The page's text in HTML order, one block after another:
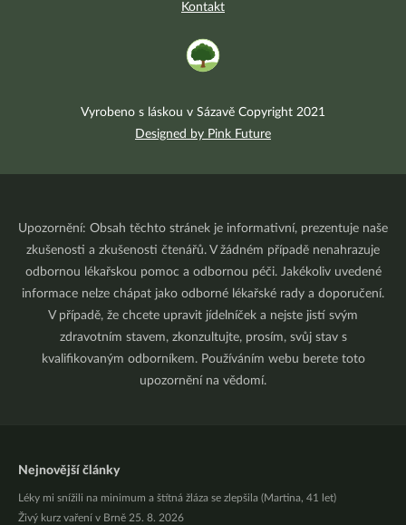
Kontakt
Vyrobeno s láskou v Sázavě Copyright 2021
Designed by Pink Future
Upozornění: Obsah těchto stránek je informativní, prezentuje naše
zkušenosti a zkušenosti čtenářů. V žádném případě nenahrazuje
odbornou lékařskou pomoc a odbornou péči. Jakékoliv uvedené
informace nelze chápat jako odborné lékařské rady a doporučení.
V případě, že chcete upravit jídelníček a nejste jistí svým
zdravotním stavem, zkonzultujte, prosím, svůj stav s
kvalifikovaným odborníkem. Používáním webu berete toto
upozornění na vědomí.
Nejnovější články
Léky mi snížili na minimum a štítná žláza se zlepšila (Martina, 41 let)
Živý kurz vaření v Brně 25. 8. 2026